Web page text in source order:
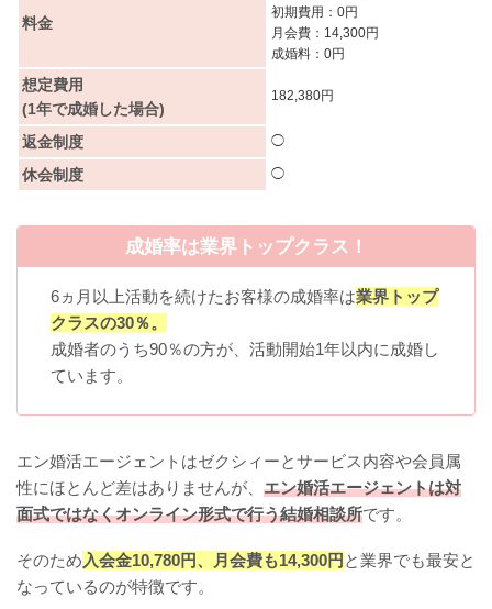
料金
初期費用：0円
月会費：14,300円
成婚料：0円
想定費用
(1年で成婚した場合)
182,380円
返金制度 ◯
休会制度 ◯
成婚率は業界トップクラス！
6ヵ月以上活動を続けたお客様の成婚率は業界トップ
クラスの30％。
成婚者のうち90％の方が、活動開始1年以内に成婚し
ています。
エン婚活エージェントはゼクシィーとサービス内容や会員属
性にほとんど差はありませんが、 エン婚活エージェントは対
面式ではなくオンライン形式で行う結婚相談所です。
そのため 入会金10,780円、月会費も14,300円 と業界でも最安と
なっているのが特徴です。